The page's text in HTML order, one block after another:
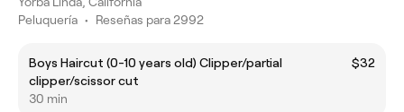
Peluquería • Reseñas para 2992
Boys Haircut (0-10 years old) Clipper/partial
clipper/scissor cut
$32
30 min